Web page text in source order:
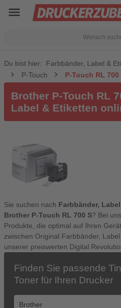
menu
Du bist hier: Farbbänder, Label &
P-Touch
P-Touch RL 700
Brother P-Touch RL
Label & Etiketten
Sie suchen nach Farbbänder,
Brother P-Touch RL 700 S? Bei
Produkte, die optimal auf Ihren
zwischen Original Farbbänder,
unserer preiswerten Digital
Finden Sie passende
Toner für Ihren Drucker